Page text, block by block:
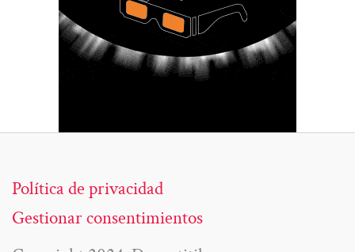
Política de privacidad
Gestionar consentimientos